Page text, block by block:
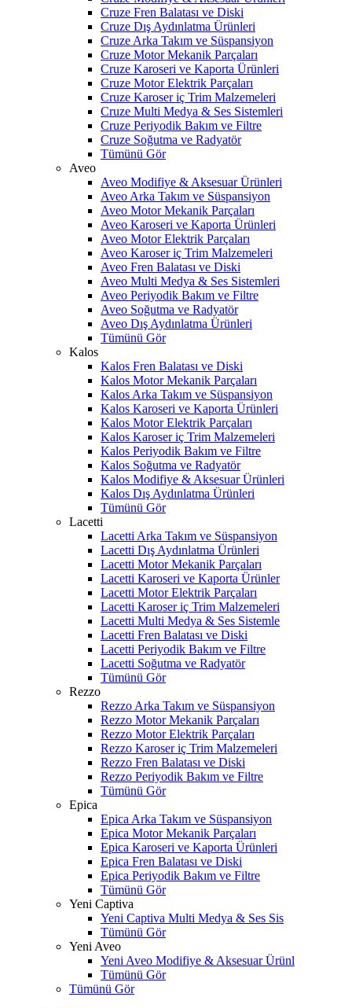
Cruze Fren Balatası ve Diski
Cruze Dış Aydınlatma Ürünleri
Cruze Arka Takım ve Süspansiyon
Cruze Motor Mekanik Parçaları
Cruze Karoseri ve Kaporta Ürünleri
Cruze Motor Elektrik Parçaları
Cruze Karoser iç Trim Malzemeleri
Cruze Multi Medya & Ses Sistemleri
Cruze Periyodik Bakım ve Filtre
Cruze Soğutma ve Radyatör
Tümünü Gör
Aveo
Aveo Modifiye & Aksesuar Ürünleri
Aveo Arka Takım ve Süspansiyon
Aveo Motor Mekanik Parçaları
Aveo Karoseri ve Kaporta Ürünleri
Aveo Motor Elektrik Parçaları
Aveo Karoser iç Trim Malzemeleri
Aveo Fren Balatası ve Diski
Aveo Multi Medya & Ses Sistemleri
Aveo Periyodik Bakım ve Filtre
Aveo Soğutma ve Radyatör
Aveo Dış Aydınlatma Ürünleri
Tümünü Gör
Kalos
Kalos Fren Balatası ve Diski
Kalos Motor Mekanik Parçaları
Kalos Arka Takım ve Süspansiyon
Kalos Karoseri ve Kaporta Ürünleri
Kalos Motor Elektrik Parçaları
Kalos Karoser iç Trim Malzemeleri
Kalos Periyodik Bakım ve Filtre
Kalos Soğutma ve Radyatör
Kalos Modifiye & Aksesuar Ürünleri
Kalos Dış Aydınlatma Ürünleri
Tümünü Gör
Lacetti
Lacetti Arka Takım ve Süspansiyon
Lacetti Dış Aydınlatma Ürünleri
Lacetti Motor Mekanik Parçaları
Lacetti Karoseri ve Kaporta Ürünler
Lacetti Motor Elektrik Parçaları
Lacetti Karoser iç Trim Malzemeleri
Lacetti Multi Medya & Ses Sistemle
Lacetti Fren Balatası ve Diski
Lacetti Periyodik Bakım ve Filtre
Lacetti Soğutma ve Radyatör
Tümünü Gör
Rezzo
Rezzo Arka Takım ve Süspansiyon
Rezzo Motor Mekanik Parçaları
Rezzo Motor Elektrik Parçaları
Rezzo Karoser iç Trim Malzemeleri
Rezzo Fren Balatası ve Diski
Rezzo Periyodik Bakım ve Filtre
Tümünü Gör
Epica
Epica Arka Takım ve Süspansiyon
Epica Motor Mekanik Parçaları
Epica Karoseri ve Kaporta Ürünleri
Epica Fren Balatası ve Diski
Epica Periyodik Bakım ve Filtre
Tümünü Gör
Yeni Captiva
Yeni Captiva Multi Medya & Ses Sis
Tümünü Gör
Yeni Aveo
Yeni Aveo Modifiye & Aksesuar Ürünl
Tümünü Gör
Tümünü Gör